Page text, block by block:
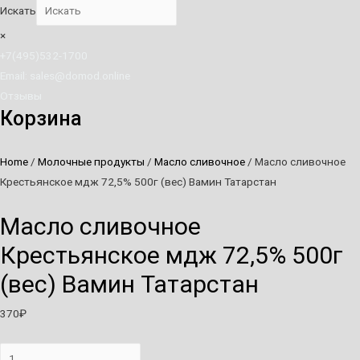
Искать
×
Корзина
Home / Молочные продукты / Масло сливочное / Масло сливочное
Крестьянское мдж 72,5% 500г (вес) Вамин Татарстан
Масло сливочное
Крестьянское мдж 72,5% 500г
(вес) Вамин Татарстан
370₽